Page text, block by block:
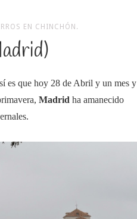
EN CHINCHÓN.
es que hoy 28 de Abril y un mes y
Madrid ha amanecido